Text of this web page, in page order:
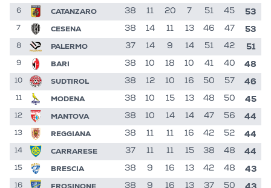
6 CATANZARO 38 11 20 7 51 45 53
7 CESENA 38 14 11 13 46 47 53
8 PALERMO 37 14 9 14 51 42 51
9 BARI 38 10 18 10 41 40 48
10 SUDTIROL 38 12 10 16 50 57 46
11 MODENA 38 10 15 13 48 50 45
12 MANTOVA 38 10 14 14 47 56 44
13 REGGIANA 38 11 11 16 42 52 44
14 CARRARESE 37 11 11 15 38 48 44
15 BRESCIA 38 9 16 13 42 48 43
16 38 9 16 13 37 50